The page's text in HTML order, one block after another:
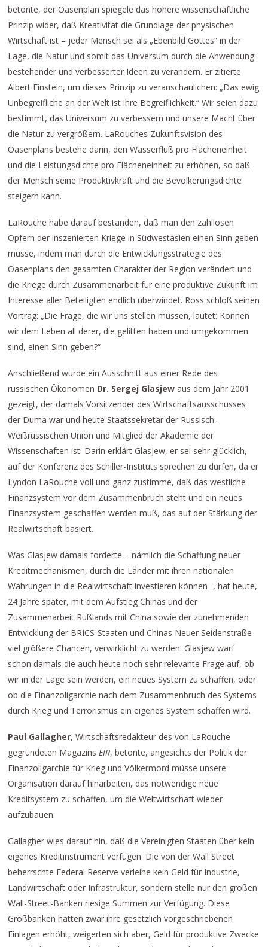
betonte, der Oasenplan spiegele das höhere wissenschaftliche
Prinzip wider, daß Kreativität die Grundlage der physischen
Wirtschaft ist – jeder Mensch sei als „Ebenbild Gottes“ in der
Lage, die Natur und somit das Universum durch die Anwendung
bestehender und verbesserter Ideen zu verändern. Er zitierte
Albert Einstein, um dieses Prinzip zu veranschaulichen: „Das ewig
Unbegreifliche an der Welt ist ihre Begreiflichkeit.“ Wir seien dazu
bestimmt, das Universum zu verbessern und unsere Macht über
die Natur zu vergrößern. LaRouches Zukunftsvision des
Oasenplans bestehe darin, den Wasserfluß pro Flächeneinheit
und die Leistungsdichte pro Flächeneinheit zu erhöhen, so daß
der Mensch seine Produktivkraft und die Bevölkerungsdichte
steigern kann.
LaRouche habe darauf bestanden, daß man den zahllosen
Opfern der inszenierten Kriege in Südwestasien einen Sinn geben
müsse, indem man durch die Entwicklungsstrategie des
Oasenplans den gesamten Charakter der Region verändert und
die Kriege durch Zusammenarbeit für eine produktive Zukunft im
Interesse aller Beteiligten endlich überwindet. Ross schloß seinen
Vortrag: „Die Frage, die wir uns stellen müssen, lautet: Können
wir dem Leben all derer, die gelitten haben und umgekommen
sind, einen Sinn geben?“
Anschließend wurde ein Ausschnitt aus einer Rede des
russischen Ökonomen Dr. Sergej Glasjew aus dem Jahr 2001
gezeigt, der damals Vorsitzender des Wirtschaftsausschusses
der Duma war und heute Staatssekretär der Russisch-
Weißrussischen Union und Mitglied der Akademie der
Wissenschaften ist. Darin erklärt Glasjew, er sei sehr glücklich,
auf der Konferenz des Schiller-Instituts sprechen zu dürfen, da er
Lyndon LaRouche voll und ganz zustimme, daß das westliche
Finanzsystem vor dem Zusammenbruch steht und ein neues
Finanzsystem geschaffen werden muß, das auf der Stärkung der
Realwirtschaft basiert.
Was Glasjew damals forderte – nämlich die Schaffung neuer
Kreditmechanismen, durch die Länder mit ihren nationalen
Währungen in die Realwirtschaft investieren können -, hat heute,
24 Jahre später, mit dem Aufstieg Chinas und der
Zusammenarbeit Rußlands mit China sowie der zunehmenden
Entwicklung der BRICS-Staaten und Chinas Neuer Seidenstraße
viel größere Chancen, verwirklicht zu werden. Glasjew warf
schon damals die auch heute noch sehr relevante Frage auf, ob
wir in der Lage sein werden, ein neues System zu schaffen, oder
ob die Finanzoligarchie nach dem Zusammenbruch des Systems
durch Krieg und Terrorismus ein eigenes System schaffen wird.
Paul Gallagher, Wirtschaftsredakteur des von LaRouche
gegründeten Magazins EIR, betonte, angesichts der Politik der
Finanzoligarchie für Krieg und Völkermord müsse unsere
Organisation darauf hinarbeiten, das notwendige neue
Kreditsystem zu schaffen, um die Weltwirtschaft wieder
aufzubauen.
Gallagher wies darauf hin, daß die Vereinigten Staaten über kein
eigenes Kreditinstrument verfügen. Die von der Wall Street
beherrschte Federal Reserve verleihe kein Geld für Industrie,
Landwirtschaft oder Infrastruktur, sondern stelle nur den großen
Wall-Street-Banken riesige Summen zur Verfügung. Diese
Großbanken hätten zwar ihre gesetzlich vorgeschriebenen
Einlagen erhöht, weigerten sich aber, Geld für produktive Zwecke